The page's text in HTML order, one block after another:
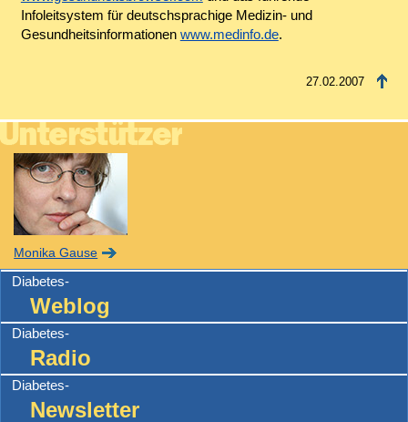
Infoleitsystem für deutschsprachige Medizin- und
Gesundheitsinformationen www.medinfo.de.
27.02.2007
Monika Gause
Diabetes-
Weblog
Diabetes-
Radio
Diabetes-
Newsletter